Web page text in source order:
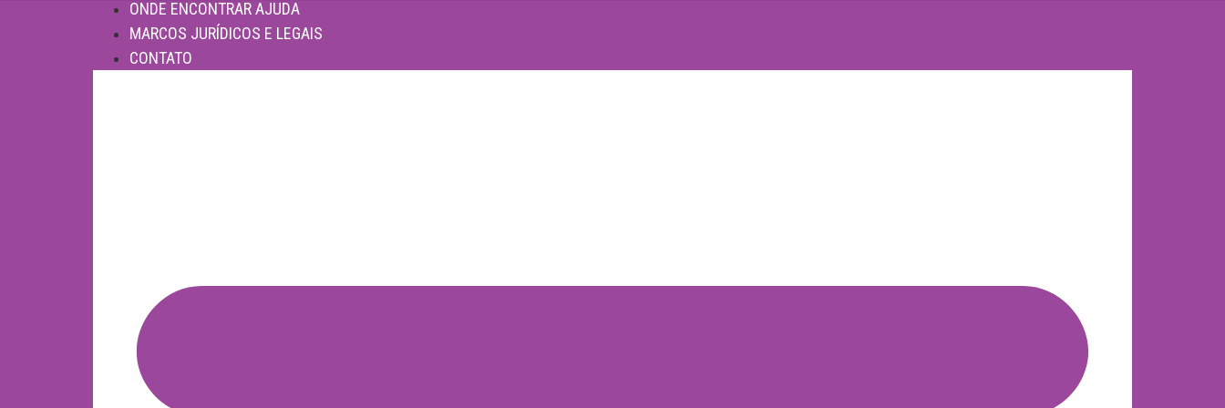
ONDE ENCONTRAR AJUDA
MARCOS JURÍDICOS E LEGAIS
CONTATO